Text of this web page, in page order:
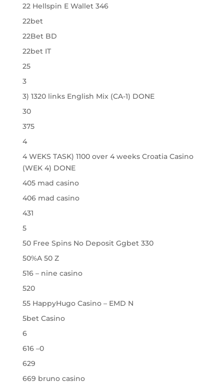
22 Hellspin E Wallet 346
22bet
22Bet BD
22bet IT
25
3
3) 1320 links English Mix (CA-1) DONE
30
375
4
4 WEKS TASK) 1100 over 4 weeks Croatia Casino
(WEK 4) DONE
405 mad casino
406 mad casino
431
5
50 Free Spins No Deposit Ggbet 330
50%A 50 Z
516 – nine casino
520
55 HappyHugo Casino – EMD N
5bet Casino
6
616 –0
629
669 bruno casino